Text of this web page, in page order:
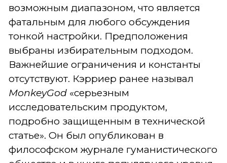
возможным диапазоном, что является
фатальным для любого обсуждения
тонкой настройки. Предположения
выбраны избирательным подходом.
Важнейшие ограничения и константы
отсутствуют. Кэрриер ранее называл
MonkeyGod «серьезным
исследовательским продуктом,
подробно защищенным в технической
статье». Он был опубликован в
философском журнале гуманистического